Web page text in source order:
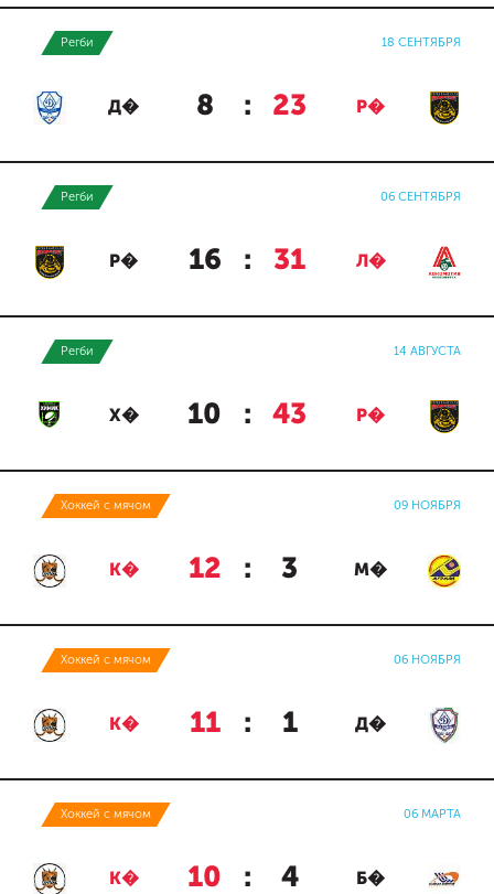
Регби 18 СЕНТЯБРЯ
Д� 8 : 23 Р�
Регби 06 СЕНТЯБРЯ
Р� 16 : 31 Л�
Регби 14 АВГУСТА
Х� 10 : 43 Р�
Хоккей с мячом 09 НОЯБРЯ
К� 12 : 3 М�
Хоккей с мячом 06 НОЯБРЯ
К� 11 : 1 Д�
Хоккей с мячом 06 МАРТА
К� 10 : 4 Б�